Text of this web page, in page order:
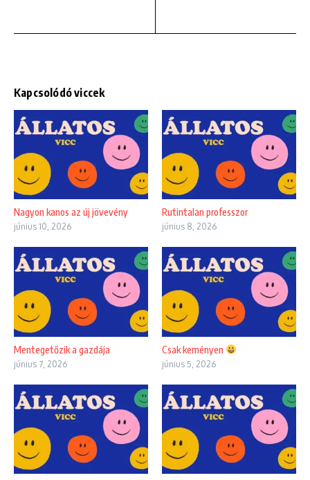
Kapcsolódó viccek
Nagyon kanos az új jövevény
június 10, 2026
Rutintalan professzor
június 8, 2026
Mentegetőzik a gazdája
június 7, 2026
Csak keményen
június 5, 2026